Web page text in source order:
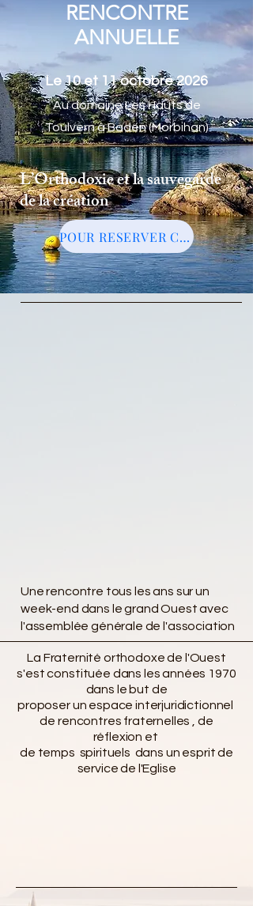
RENCONTRE
ANNUELLE
Le 10 et 11 octobre 2026
Au domaine Les Hauts de
Toulvern à Baden (Morbihan)
L’Orthodoxie et la sauvegarde
de la création
POUR RESERVER CLIQUER ICI
Une rencontre tous les ans sur un
week-end dans le grand Ouest avec
l'assemblée générale de l'association
La Fraternité orthodoxe de l'Ouest
s'est constituée dans les années 1970
dans le but de
proposer un espace interjuridictionnel
de rencontres fraternelles , de
réflexion et
de temps spirituels dans un esprit de
service de l'Eglise